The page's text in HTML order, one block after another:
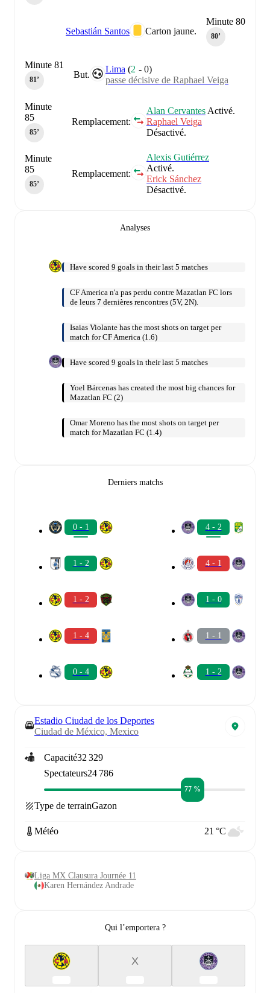
Minute 80
80‎’‎
Carton jaune.
Sebastián Santos
But.
Lima (2 -0)
passe décisive de Raphael Veiga
Minute 81
81‎’‎
Remplacement:
Alan CervantesActivé.
Raphael Veiga
Désactivé.
Minute
85
85‎’‎
Remplacement:
Alexis Gutiérrez
Activé.
Erick Sánchez
Désactivé.
Minute
85
85‎’‎
Analyses
Have scored 9 goals in their last 5 matches
CF America n'a pas perdu contre Mazatlan FC lors
de leurs 7 dernières rencontres (5V, 2N).
Isaias Violante has the most shots on target per
match for CF America (1.6)
Have scored 9 goals in their last 5 matches
Yoel Bárcenas has created the most big chances for
Mazatlan FC (2)
Omar Moreno has the most shots on target per
match for Mazatlan FC (1.4)
Derniers matchs
0 - 1
1 - 2
1 - 2
1 - 4
0 - 4
4 - 2
4 - 1
1 - 0
1 - 1
1 - 2
Estadio Ciudad de los Deportes
Ciudad de México, Mexico
Capacité32 329
Spectateurs24 786
77 %
Type de terrainGazon
Météo 21 °C
Liga MX Clausura Journée 11
Karen Hernández Andrade
Qui l’emportera ?
X